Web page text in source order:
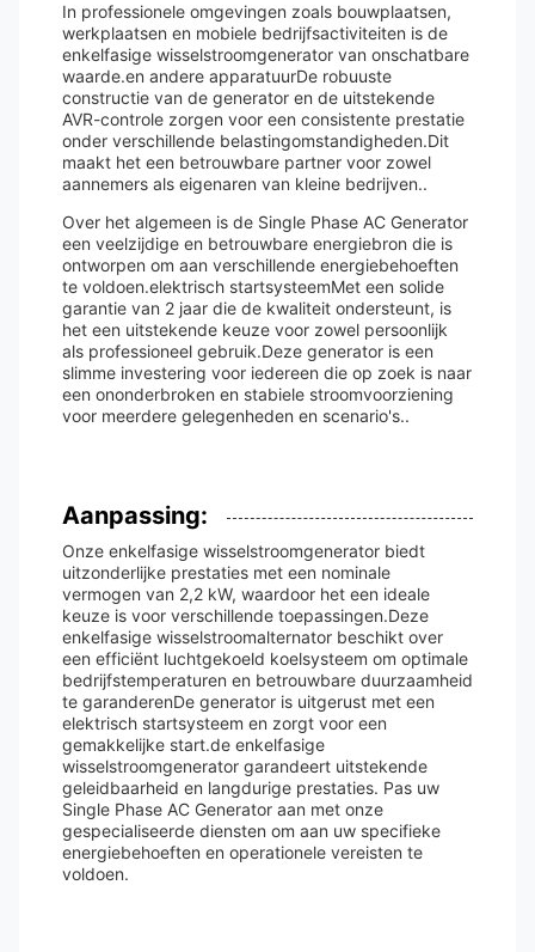
In professionele omgevingen zoals bouwplaatsen,
werkplaatsen en mobiele bedrijfsactiviteiten is de
enkelfasige wisselstroomgenerator van onschatbare
waarde.en andere apparatuurDe robuuste
constructie van de generator en de uitstekende
AVR-controle zorgen voor een consistente prestatie
onder verschillende belastingomstandigheden.Dit
maakt het een betrouwbare partner voor zowel
aannemers als eigenaren van kleine bedrijven..
Over het algemeen is de Single Phase AC Generator
een veelzijdige en betrouwbare energiebron die is
ontworpen om aan verschillende energiebehoeften
te voldoen.elektrisch startsysteemMet een solide
garantie van 2 jaar die de kwaliteit ondersteunt, is
het een uitstekende keuze voor zowel persoonlijk
als professioneel gebruik.Deze generator is een
slimme investering voor iedereen die op zoek is naar
een ononderbroken en stabiele stroomvoorziening
voor meerdere gelegenheden en scenario's..
Aanpassing:
Onze enkelfasige wisselstroomgenerator biedt
uitzonderlijke prestaties met een nominale
vermogen van 2,2 kW, waardoor het een ideale
keuze is voor verschillende toepassingen.Deze
enkelfasige wisselstroomalternator beschikt over
een efficiënt luchtgekoeld koelsysteem om optimale
bedrijfstemperaturen en betrouwbare duurzaamheid
te garanderenDe generator is uitgerust met een
elektrisch startsysteem en zorgt voor een
gemakkelijke start.de enkelfasige
wisselstroomgenerator garandeert uitstekende
geleidbaarheid en langdurige prestaties. Pas uw
Single Phase AC Generator aan met onze
gespecialiseerde diensten om aan uw specifieke
energiebehoeften en operationele vereisten te
voldoen.